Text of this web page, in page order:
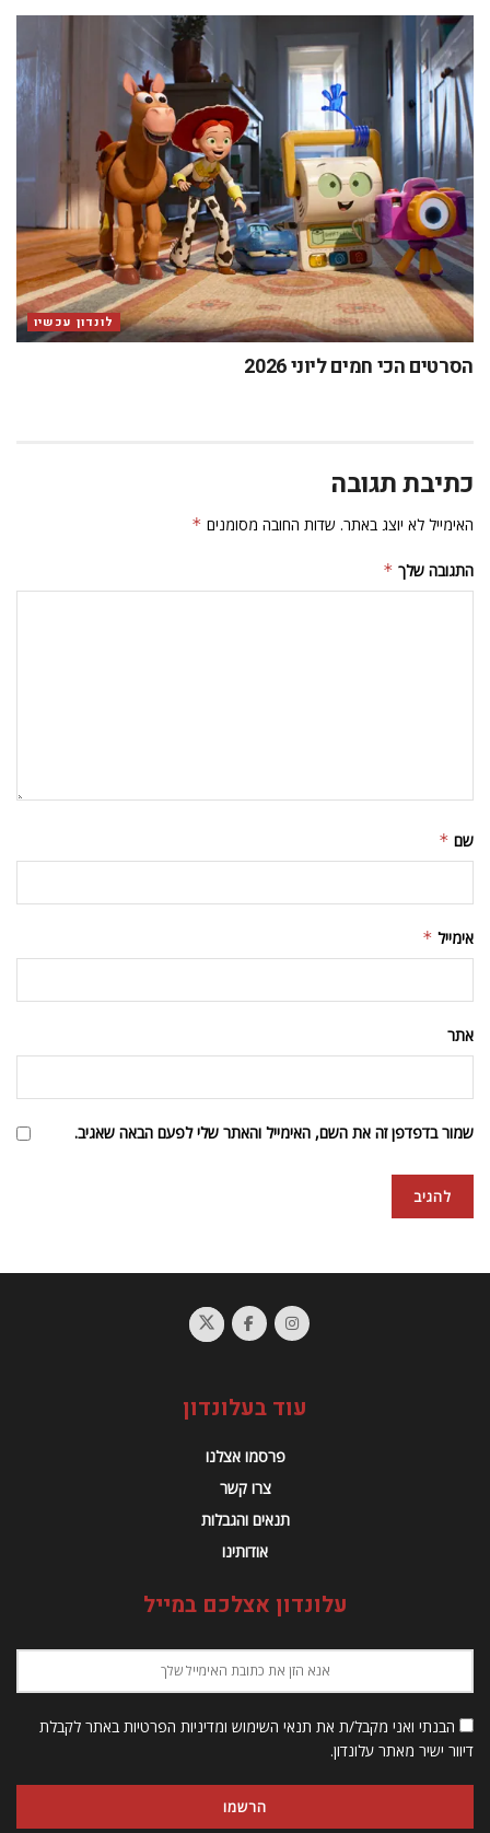
לונדון עכשיו
הסרטים הכי חמים ליוני 2026
כתיבת תגובה
האימייל לא יוצג באתר. שדות החובה מסומנים *
התגובה שלך *
שם *
אימייל *
אתר
שמור בדפדפן זה את השם, האימייל והאתר שלי לפעם הבאה שאגיב.
עוד בעלונדון
פרסמו אצלנו
צרו קשר
תנאים והגבלות
אודותינו
עלונדון אצלכם במייל
הבנתי ואני מקבל/ת את תנאי השימוש ומדיניות הפרטיות באתר לקבלת
דיוור ישיר מאתר עלונדון.